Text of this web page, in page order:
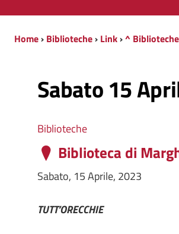
Home› Biblioteche› Link›^
Sabato 15
Biblioteche
Biblioteca di
Sabato, 15 Aprile, 2023
TUTT’ORECCHIE